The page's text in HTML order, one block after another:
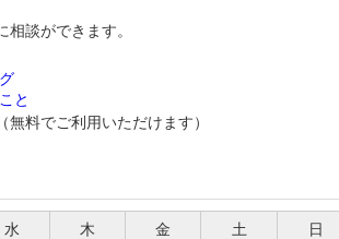
談ができます。
と
料でご利用いただけます）
水 木 金 土 日